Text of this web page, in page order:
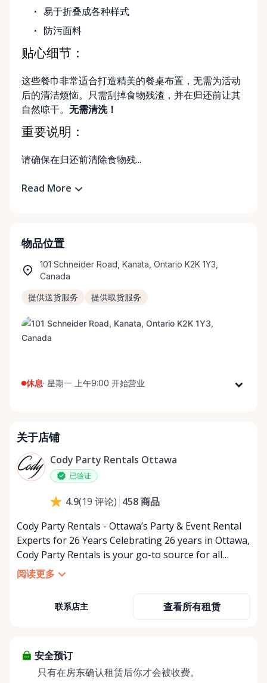
易于折叠成各种样式
防污面料
贴心细节：
这些餐巾非常适合打造精美的餐桌布置，无需为活动
后的清洁烦恼。只需刮掉食物残渣，并在归还前让其
自然晾干。 无需清洗！
重要说明：
请确保在归还前清除食物残...
Read More
物品位置
101 Schneider Road, Kanata, Ontario K2K 1Y3,
Canada
提供送货服务 提供取货服务
休息· 星期一 上午9:00 开始营业
星期三
星期四
上午9:00 - 下午5:00
星期五
关于店铺
Cody Party Rentals Ottawa
已验证
4.9(19 评论) 458商品
Cody Party Rentals - Ottawa’s Party & Event Rental
Experts for 26 Years Celebrating 26 years in Ottawa,
Cody Party Rentals is your go-to source for all
things party and event rentals. We’re proud to be a
partner of Rent Anything, expanding our offerings
At Cody Party Rentals, we believe in the power of
about more than just saving money; it’s about
helping people enjoy more for less while making a
阅读更多
联系店主 查看所有租赁
安全预订
只有在房东确认租赁后你才会被收费。